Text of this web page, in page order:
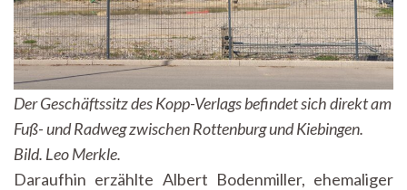
Der Geschäftssitz des Kopp-Verlags befindet sich direkt am
Fuß- und Radweg zwischen Rottenburg und Kiebingen.
Bild. Leo Merkle.
Daraufhin erzählte Albert Bodenmiller, ehemaliger